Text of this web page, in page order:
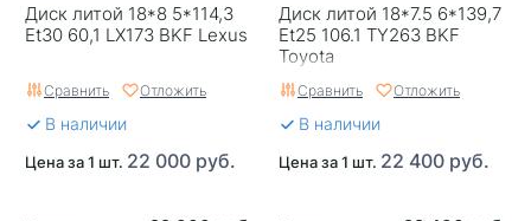
Диск литой 18*8 5*114,3
Et30 60,1 LX173 BKF Lexus
Сравнить Отложить
В наличии
Цена за 1 шт. 22 000 руб.
Диск литой 18*7.5 6*139,7
Et25 106.1 TY263 BKF
Toyota
Сравнить Отложить
В наличии
Цена за 1 шт. 22 400 руб.